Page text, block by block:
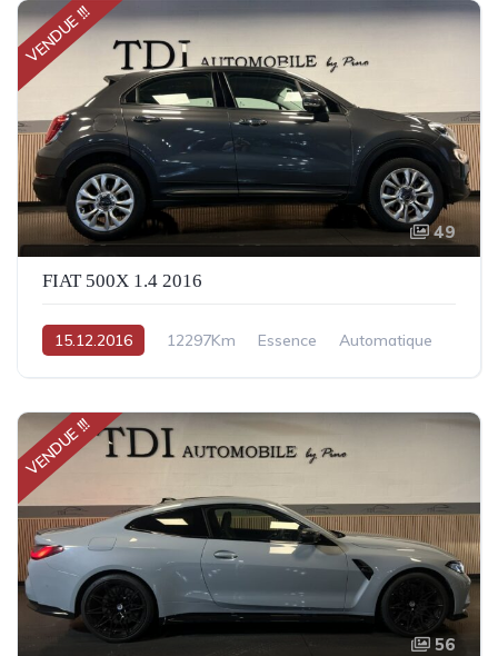
VENDUE !!!
49
FIAT 500X 1.4 2016
15.12.2016 12297Km Essence Automatique
VENDUE !!!
56